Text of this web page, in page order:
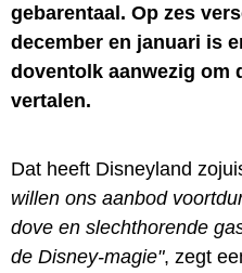
gebarentaal. Op zes
december en januari is
doventolk aanwezig om
vertalen.
Dat heeft Disneyland
willen ons aanbod
dove en slechthorende
de Disney-magie", zegt